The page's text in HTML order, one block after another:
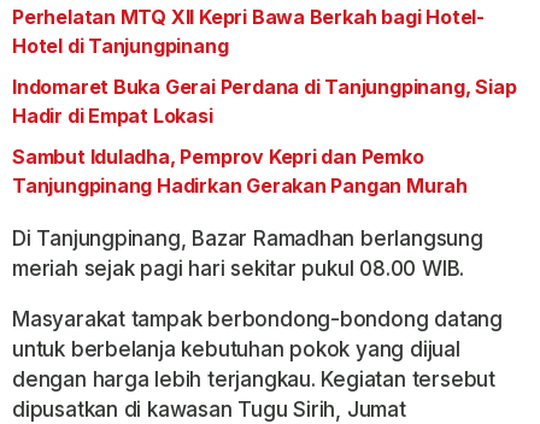
Perhelatan MTQ XII Kepri Bawa Berkah bagi Hotel-
Hotel di Tanjungpinang
Indomaret Buka Gerai Perdana di Tanjungpinang, Siap
Hadir di Empat Lokasi
Sambut Iduladha, Pemprov Kepri dan Pemko
Tanjungpinang Hadirkan Gerakan Pangan Murah
Di Tanjungpinang, Bazar Ramadhan berlangsung
meriah sejak pagi hari sekitar pukul 08.00 WIB.
Masyarakat tampak berbondong-bondong datang
untuk berbelanja kebutuhan pokok yang dijual
dengan harga lebih terjangkau. Kegiatan tersebut
dipusatkan di kawasan Tugu Sirih, Jumat